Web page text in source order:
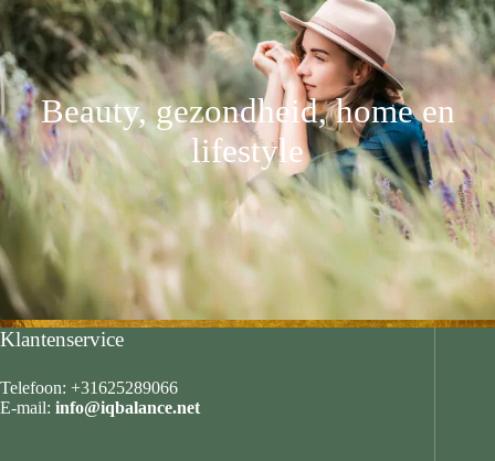
Beauty, gezondheid, home en
lifestyle
Klantenservice
Telefoon: +31625289066
E-mail: info@iqbalance.net